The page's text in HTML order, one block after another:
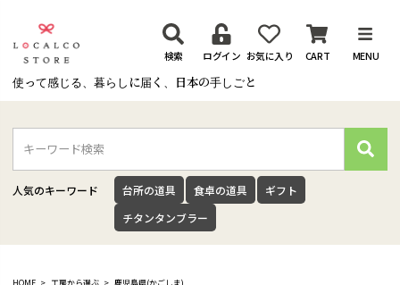
使って感じる、暮らしに届く、日本の手しごと
検索 ログイン お気に入り CART MENU
検
索
人気のキーワード 台所の道具 食卓の道具
ギフト
チタンタンブラー